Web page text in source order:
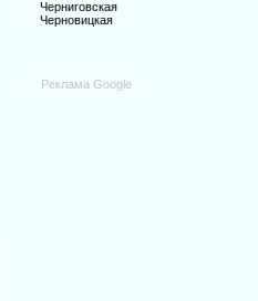
Черниговская
Черновицкая
Реклама Google